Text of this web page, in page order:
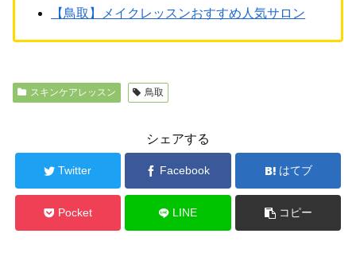
【鳥取】メイクレッスンおすすめ人気サロン
スキンケアレッスン 鳥取
シェアする
Twitter Facebook はてブ
Pocket LINE コピー